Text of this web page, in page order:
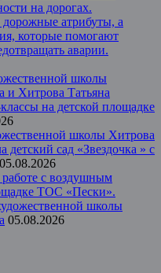
на дорогах.
атрибуты, а
которые помогают
аварии.
школы
и Хитрова Татьяна
на детской площадке
школы Хитрова
детский сад «Звездочка » с
05.08.2026
работе с воздушным
ТОС «Пески».
школы
05.08.2026